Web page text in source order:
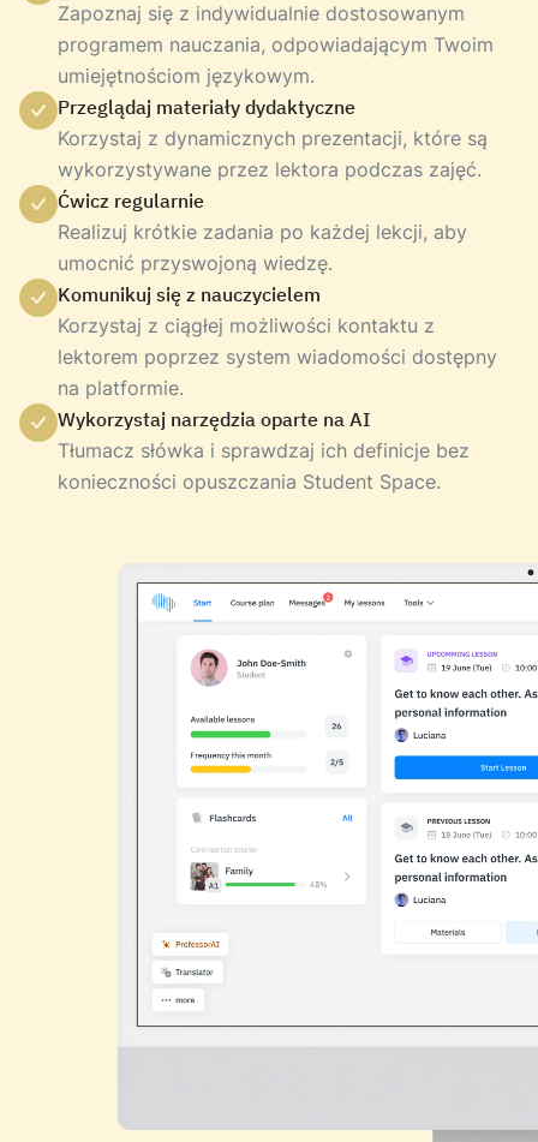
Zapoznaj się z indywidualnie dostosowanym
programem nauczania, odpowiadającym Twoim
umiejętnościom językowym.
Przeglądaj materiały dydaktyczne
Korzystaj z dynamicznych prezentacji, które są
wykorzystywane przez lektora podczas zajęć.
Ćwicz regularnie
Realizuj krótkie zadania po każdej lekcji, aby
umocnić przyswojoną wiedzę.
Komunikuj się z nauczycielem
Korzystaj z ciągłej możliwości kontaktu z
lektorem poprzez system wiadomości dostępny
na platformie.
Wykorzystaj narzędzia oparte na AI
Tłumacz słówka i sprawdzaj ich definicje bez
konieczności opuszczania Student Space.